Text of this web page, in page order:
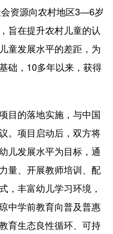
资源向农村地区3—6岁
旨在提升农村儿童的认
童发展水平的差距，为
础，10多年以来，获得
的落地实施，与中国
。项目启动后，双方将
儿发展水平为目标，通
量、开展教师培训、配
，丰富幼儿学习环境，
中学前教育向普及普惠
育生态良性循环、可持